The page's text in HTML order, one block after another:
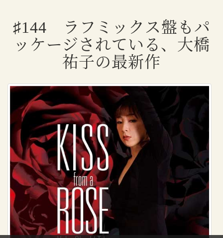
♯144 ラフミックス盤もパ
ッケージされている、大橋
祐子の最新作